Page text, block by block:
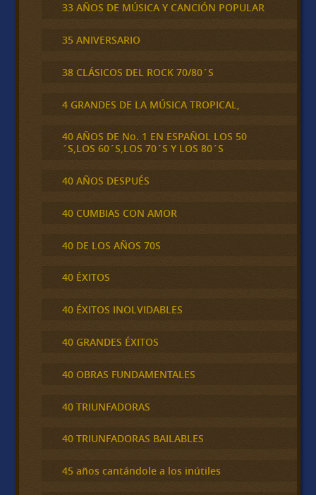
33 AÑOS DE MÚSICA Y CANCIÓN POPULAR
35 ANIVERSARIO
38 CLÁSICOS DEL ROCK 70/80´S
4 GRANDES DE LA MÚSICA TROPICAL,
40 AÑOS DE No. 1 EN ESPAÑOL LOS 50
´S,LOS 60´S,LOS 70´S Y LOS 80´S
40 AÑOS DESPUÉS
40 CUMBIAS CON AMOR
40 DE LOS AÑOS 70S
40 ÉXITOS
40 ÉXITOS INOLVIDABLES
40 GRANDES ÉXITOS
40 OBRAS FUNDAMENTALES
40 TRIUNFADORAS
40 TRIUNFADORAS BAILABLES
45 años cantándole a los inútiles